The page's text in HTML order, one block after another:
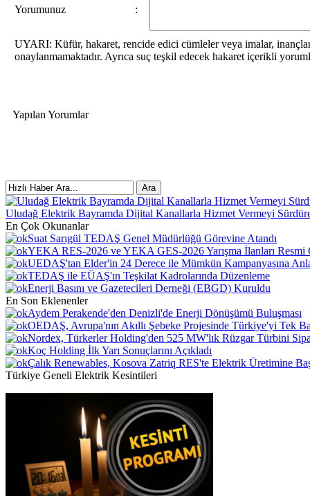
Yorumunuz :
UYARI: Küfür, hakaret, rencide edici cümleler veya imalar,
onaylanmamaktadır. Ayrıca suç teşkil edecek hakaret içerikli
Yapılan Yorumlar
Uludağ Elektrik Bayramda Dijital Kanallarla Hizmet Vermeyi
En Çok Okunanlar
Suat Sarıgül TEDAŞ Genel Müdürlüğü Görevine Atandı
YEKA RES-2026 ve YEKA GES-2026 Yarışma İlanları Resmi
UEDAŞ'tan Elder'in 24 Derece ile Mümkün Kampanyasına
TEDAŞ ile EÜAŞ'ın Teşkilat Kadrolarında Düzenleme
Enerji Basını ve Gazetecileri Derneği (EBGD) Kuruldu
En Son Eklenenler
Aydem Perakende'den Denizli'de Enerji Dönüşümü Buluşması
OEDAŞ, Avrupa'nın Akıllı Şebeke Projesinde Türkiye'yi Tek
Nordex, Türkerler Holding'den 525 MW'lık Rüzgar Türbini
Koç Holding İlk Yarı Sonuçlarını Açıkladı
Çalık Renewables, Kosova Zatriq RES'te Elektrik Üretimine
Türkiye Geneli Elektrik Kesintileri